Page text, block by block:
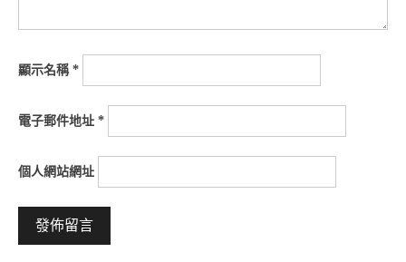
顯示名稱*
電子郵件地址 *
個人網站網址